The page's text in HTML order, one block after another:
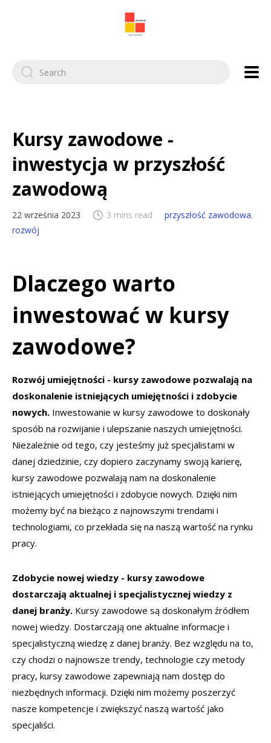
Search
for:
Kursy zawodowe -
inwestycja w przyszłość
zawodową
22 września 2023 3 mins read przyszłość zawodowa,
rozwój
Dlaczego warto
inwestować w kursy
zawodowe?
Rozwój umiejętności - kursy zawodowe pozwalają na
doskonalenie istniejących umiejętności i zdobycie
nowych. Inwestowanie w kursy zawodowe to doskonały
sposób na rozwijanie i ulepszanie naszych umiejętności.
Niezależnie od tego, czy jesteśmy już specjalistami w
danej dziedzinie, czy dopiero zaczynamy swoją karierę,
kursy zawodowe pozwalają nam na doskonalenie
istniejących umiejętności i zdobycie nowych. Dzięki nim
możemy być na bieżąco z najnowszymi trendami i
technologiami, co przekłada się na naszą wartość na rynku
pracy.
Zdobycie nowej wiedzy - kursy zawodowe
dostarczają aktualnej i specjalistycznej wiedzy z
danej branży. Kursy zawodowe są doskonałym źródłem
nowej wiedzy. Dostarczają one aktualne informacje i
specjalistyczną wiedzę z danej branży. Bez względu na to,
czy chodzi o najnowsze trendy, technologie czy metody
pracy, kursy zawodowe zapewniają nam dostęp do
niezbędnych informacji. Dzięki nim możemy poszerzyć
nasze kompetencje i zwiększyć naszą wartość jako
specjaliści.